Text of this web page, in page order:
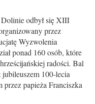
odbył się XIII
przez
Wyzwolenia
ponad 160 osób, które
radości. Bal
100-lecia
przez papieża Franciszka